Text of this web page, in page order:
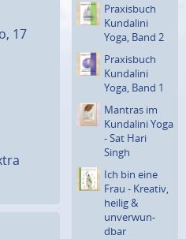
17
Praxisbuch
Kundalini
Yoga, Band 2
Praxisbuch
Kundalini
Yoga, Band 1
Mantras im
Kundalini Yoga
- Sat Hari
Singh
Ich bin eine
Frau - Kreativ,
heilig &
unverwun­
dbar